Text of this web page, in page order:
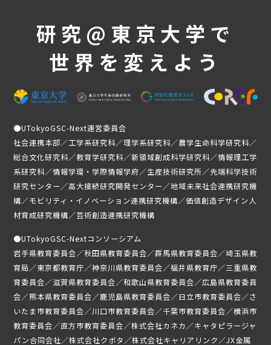
受講生専用ページ
研究@東京大学で
世界を変えよう
●UTokyoGSC-Next運営委員会
社会連携本部／工学系研究科／理学系研究科／農学生命科学研究科／
総合文化研究科／教育学研究科／新領域創成科学研究科／情報理工学
系研究科／情報学環・学際情報学府／生産技術研究所／先端科学技術
研究センター／高大接続研究開発センター／地域未来社会連携研究機
構／モビリティ・イノベーション連携研究機構／価値創造デザイン人
材育成研究機構／芸術創造連携研究機構
●UTokyoGSC-Nextコンソーシアム
岩手県教育委員会／秋田県教育委員会／群馬県教育委員会／埼玉県教
育局／東京都教育庁／神奈川県教育委員会／福井県教育庁／三重県教
育委員会／滋賀県教育委員会／和歌山県教育委員会／広島県教育委員
会／熊本県教育委員会／鹿児島県教育委員会／日立市教育委員会／さ
いたま市教育委員会／川口市教育委員会／千葉市教育委員会／横浜市
教育委員会／直方市教育委員会／株式会社カネカ／キャタピラージャ
パン合同会社／株式会社クボタ／株式会社キャリアリンク／JX金属